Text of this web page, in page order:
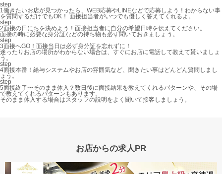
step
1 働きたいお店が見つかったら、WEB応募やLINEなどで応募しよう！ わからない事
を質問するだけでもOK！ 面接担当者がいつでも優しく答えてくれるよ。
step
2面接の日にちを決めよう！ 面接担当者に自分の希望日時を伝えてください。
面接の時に必要な身分証などの持ち物も必ず聞いておきましょう。
step
3面接へGO！ 面接当日は必ず身分証を忘れずに！
迷ったりお店の場所がわからない場合は、すぐにお店に電話して教えて貰いましょ
う。
step
4面接本番！ 給与システムやお店の雰囲気など、聞きたい事はどんどん質問しまし
ょう。
step
5面接終了〜そのまま体入？ 数日後に面接結果を教えてくれるパターンや、その場
で教えてくれるパターンもあります。
そのまま体入する場合はスタッフの説明をよく聞いて接客しましょう。
お店からの求人PR